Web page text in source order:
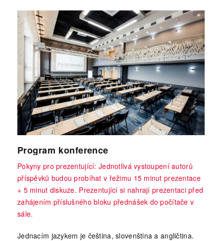
Program konference
Pokyny pro prezentující: Jednotlivá vystoupení autorů
příspěvků budou probíhat v řežimu 15 minut prezentace
+ 5 minut diskuze. Prezentující si nahrají prezentaci před
zahájením příslušného bloku přednášek do počítače v
sále.
Jednacím jazykem je čeština, slovenština a angličtina.